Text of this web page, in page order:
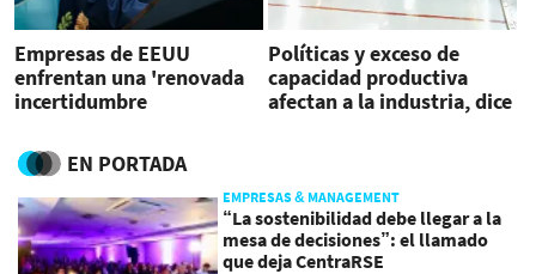
Empresas de EEUU
enfrentan una 'renovada
incertidumbre
Políticas y exceso de
capacidad productiva
afectan a la industria, dice
EN PORTADA
EMPRESAS & MANAGEMENT
“La sostenibilidad debe llegar a la
mesa de decisiones”: el llamado
que deja CentraRSE